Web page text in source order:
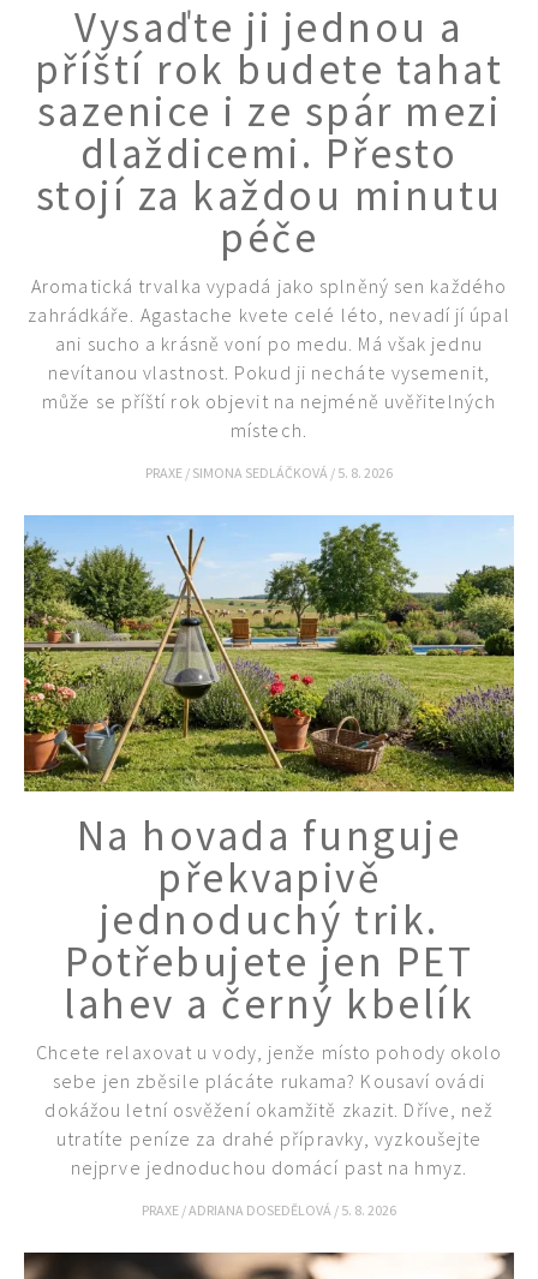
Vysaďte ji jednou a
příští rok budete tahat
sazenice i ze spár mezi
dlaždicemi. Přesto
stojí za každou minutu
péče
Aromatická trvalka vypadá jako splněný sen každého
zahrádkáře. Agastache kvete celé léto, nevadí jí úpal
ani sucho a krásně voní po medu. Má však jednu
nevítanou vlastnost. Pokud ji necháte vysemenit,
může se příští rok objevit na nejméně uvěřitelných
místech.
PRAXE / SIMONA SEDLÁČKOVÁ / 5. 8. 2026
Na hovada funguje
překvapivě
jednoduchý trik.
Potřebujete jen PET
lahev a černý kbelík
Chcete relaxovat u vody, jenže místo pohody okolo
sebe jen zběsile plácáte rukama? Kousaví ovádi
dokážou letní osvěžení okamžitě zkazit. Dříve, než
utratíte peníze za drahé přípravky, vyzkoušejte
nejprve jednoduchou domácí past na hmyz.
PRAXE /ADRIANA DOSEDĚLOVÁ / 5. 8. 2026